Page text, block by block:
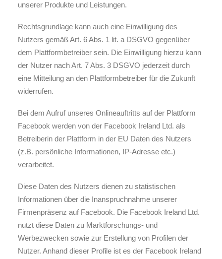
unserer Produkte und Leistungen.
Rechtsgrundlage kann auch eine Einwilligung des
Nutzers gemäß Art. 6 Abs. 1 lit. a DSGVO gegenüber
dem Plattformbetreiber sein. Die Einwilligung hierzu kann
der Nutzer nach Art. 7 Abs. 3 DSGVO jederzeit durch
eine Mitteilung an den Plattformbetreiber für die Zukunft
widerrufen.
Bei dem Aufruf unseres Onlineauftritts auf der Plattform
Facebook werden von der Facebook Ireland Ltd. als
Betreiberin der Plattform in der EU Daten des Nutzers
(z.B. persönliche Informationen, IP-Adresse etc.)
verarbeitet.
Diese Daten des Nutzers dienen zu statistischen
Informationen über die Inanspruchnahme unserer
Firmenpräsenz auf Facebook. Die Facebook Ireland Ltd.
nutzt diese Daten zu Marktforschungs- und
Werbezwecken sowie zur Erstellung von Profilen der
Nutzer. Anhand dieser Profile ist es der Facebook Ireland